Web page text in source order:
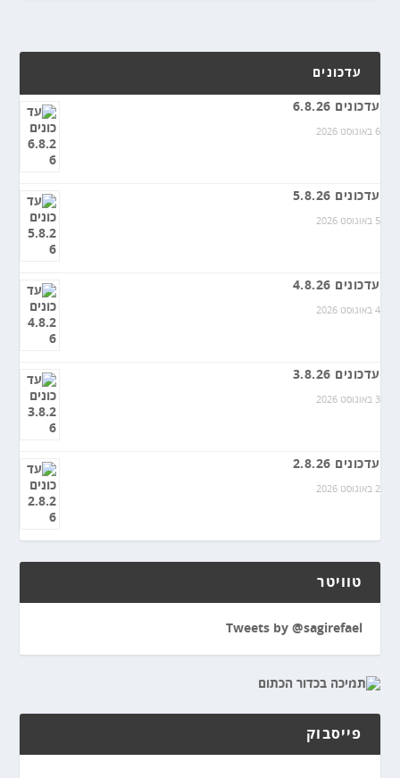
עדכונים
עדכונים 6.8.26
6 באוגוסט 2026
עדכונים 5.8.26
5 באוגוסט 2026
עדכונים 4.8.26
4 באוגוסט 2026
עדכונים 3.8.26
3 באוגוסט 2026
עדכונים 2.8.26
2 באוגוסט 2026
טוויטר
Tweets by @sagirefael
פייסבוק